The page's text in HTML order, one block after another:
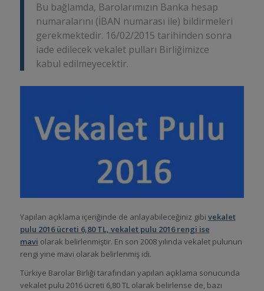
Bu bağlamda, Barolarımızın Banka hesap
numaralarını (İBAN numarası ile) bildirmeleri
gerekmektedir. 16/02/2015 tarihinden sonra
iade edilecek vekalet pulları Birliğimizce
kabul edilmeyecektir.
Yapılan açıklama içeriğinde de anlayabileceğiniz gibi vekalet
pulu 2016 ücreti 6,80 TL, vekalet pulu 2016 rengi ise
mavi olarak belirlenmiştir. En son 2008 yılında vekalet pulunun
rengi yine mavi olarak belirlenmiş idi.
Türkiye Barolar Birliği tarafından yapılan açıklama sonucunda
vekalet pulu 2016 ücreti 6,80 TL olarak belirlense de, bazı